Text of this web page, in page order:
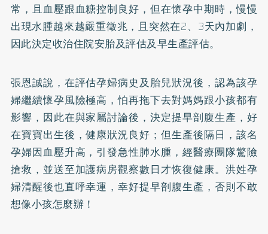
常，且血壓跟血糖控制良好，但在懷孕中期時，慢慢
出現水腫越來越嚴重徵兆，且突然在2、3天內加劇，
因此決定收治住院安胎及評估及早生產評估。
張恩誠說，在評估孕婦病史及胎兒狀況後，認為該孕
婦繼續懷孕風險極高，怕再拖下去對媽媽跟小孩都有
影響，因此在與家屬討論後，決定提早剖腹生產，好
在寶寶出生後，健康狀況良好；但生產後隔日，該名
孕婦因血壓升高，引發急性肺水腫，經醫療團隊驚險
搶救，並送至加護病房觀察數日才恢復健康。洪姓孕
婦清醒後也直呼幸運，幸好提早剖腹生產，否則不敢
想像小孩怎麼辦！